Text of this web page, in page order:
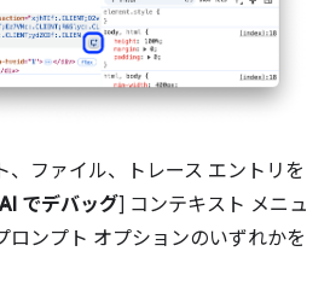
、ファイル、トレース エントリを
AI でデバッグ] コンテキスト メニュ
ロンプト オプションのいずれかを